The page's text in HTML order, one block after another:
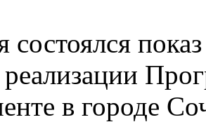
состоялся
реализации
в городе